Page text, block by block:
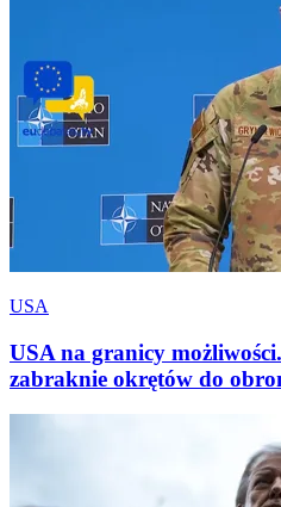
USA
USA na granicy
zabraknie okrętów do